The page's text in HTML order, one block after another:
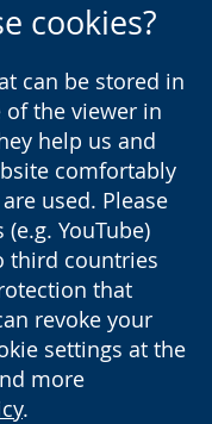
cookies?
can be stored in
the viewer in
help us and
comfortably
used. Please
YouTube)
third countries
that
revoke your
settings at the
more
.